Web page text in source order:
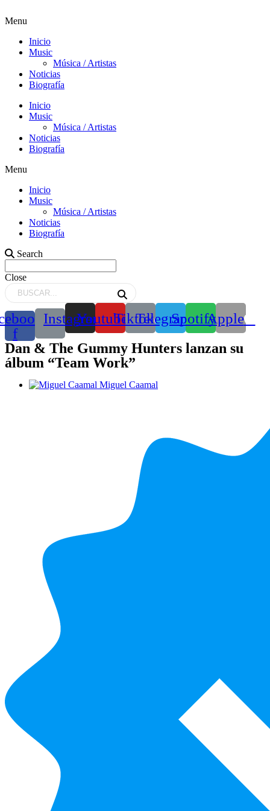
Menu
Inicio
Music
Música / Artistas
Noticias
Biografía
Inicio
Music
Música / Artistas
Noticias
Biografía
Menu
Inicio
Music
Música / Artistas
Noticias
Biografía
Search
Close
f
Instagram
YoutubeTiktokTelegramSpotifyApple
Dan & The Gummy Hunters lanzan su
álbum “Team Work”
Miguel Caamal